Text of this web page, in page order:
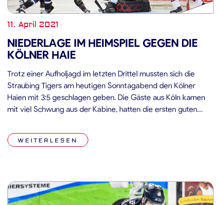
11. April 2021
NIEDERLAGE IM HEIMSPIEL GEGEN DIE
KÖLNER HAIE
Trotz einer Aufholjagd im letzten Drittel mussten sich die
Straubing Tigers am heutigen Sonntagabend den Kölner
Haien mit 3:5 geschlagen geben. Die Gäste aus Köln kamen
mit viel Schwung aus der Kabine, hatten die ersten guten
Straubinger Gehäuse bereits in den Anfangsminuten einige
Male. Doch die Defensive […]
WEITERLESEN